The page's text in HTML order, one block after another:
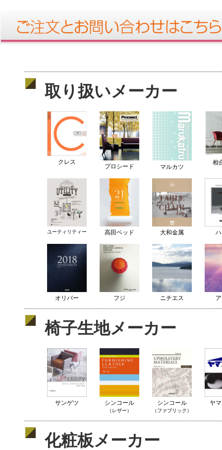
取り扱いメーカー
クレス
プロシード マルカツ
相
ユーティリティー 高田ベッド 大和金属
オリバー フジ ニチエス
椅子生地メーカー
サンゲツ シンコール
（レザー）
シンコール
（ファブリック）
ヤ
化粧板メーカー